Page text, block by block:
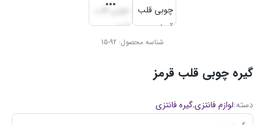
شناسه محصول: 92-15
گیره چوبی قلب قرمز
دسته:لوازم فانتزی,گیره فانتزی